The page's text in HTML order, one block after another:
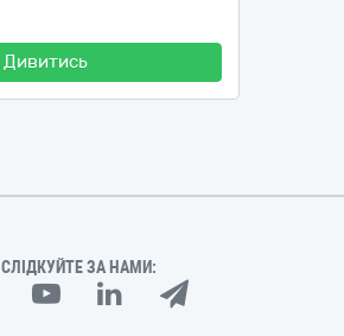
Дивитись
СЛІДКУЙТЕ ЗА НАМИ: